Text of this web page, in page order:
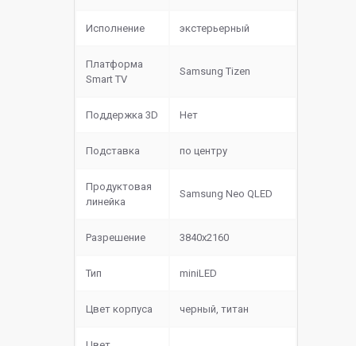
Исполнение экстерьерный
Платформа
Smart TV
Samsung Tizen
Поддержка 3D Нет
Подставка по центру
Продуктовая
линейка
Samsung Neo QLED
Разрешение 3840x2160
Тип miniLED
Цвет корпуса черный, титан